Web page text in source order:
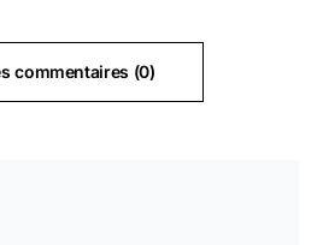
commentaires (0)